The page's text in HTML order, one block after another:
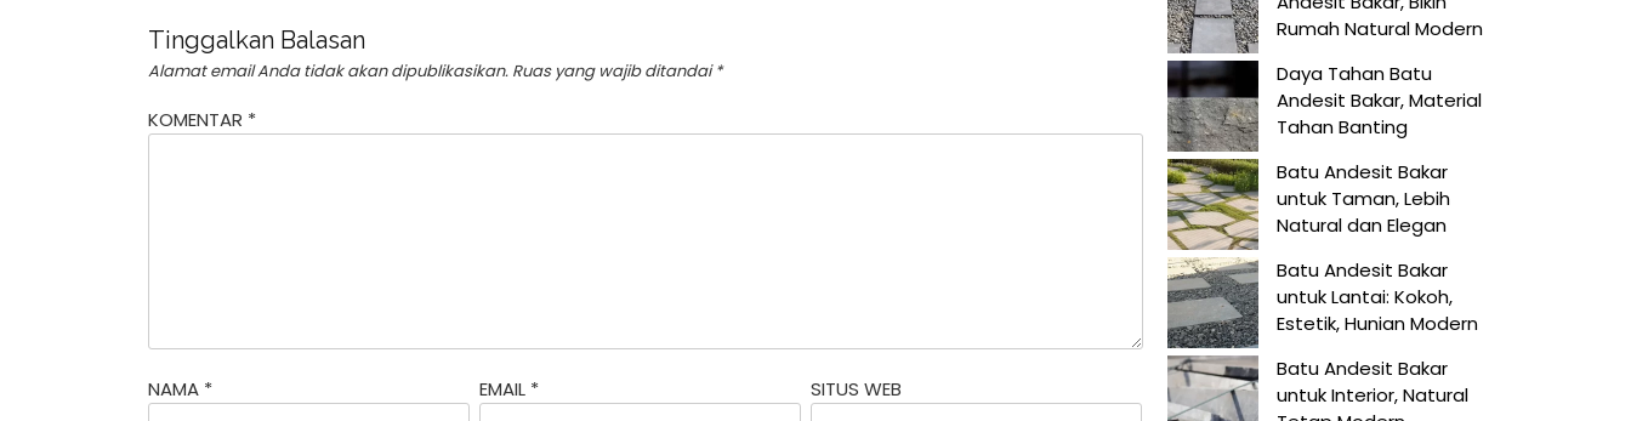
Tinggalkan Balasan
Alamat email Anda tidak akan dipublikasikan. Ruas yang wajib ditandai*
KOMENTAR *
NAMA * EMAIL * SITUS WEB
Rumah Natural Modern
Daya Tahan Batu
Andesit Bakar, Material
Tahan Banting
Batu Andesit Bakar
untuk Taman, Lebih
Natural dan Elegan
Batu Andesit Bakar
untuk Lantai: Kokoh,
Estetik, Hunian Modern
Batu Andesit Bakar
untuk Interior, Natural